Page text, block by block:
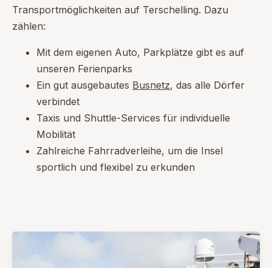
Transportmöglichkeiten auf Terschelling. Dazu
zählen:
Mit dem eigenen Auto, Parkplätze gibt es auf
unseren Ferienparks
Ein gut ausgebautes Busnetz, das alle Dörfer
verbindet
Taxis und Shuttle-Services für individuelle
Mobilität
Zahlreiche Fahrradverleihe, um die Insel
sportlich und flexibel zu erkunden